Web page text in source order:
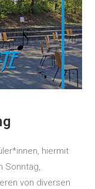
hiermit
Sonntag,
von diversen